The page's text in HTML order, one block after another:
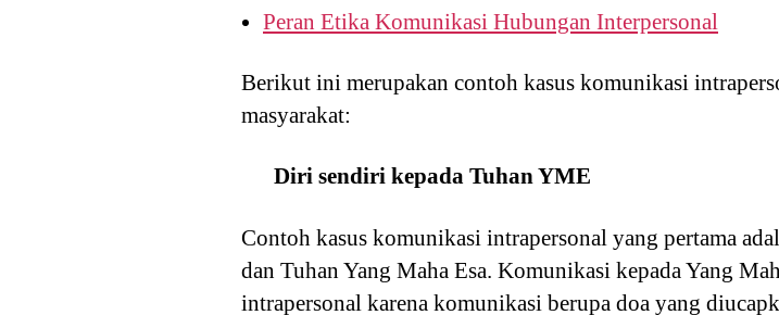
Peran Etika Komunikasi Hubungan Interpersonal
Berikut ini merupakan contoh kasus komunikasi
masyarakat:
Diri sendiri kepada Tuhan YME
Contoh kasus komunikasi intrapersonal yang pertama
dan Tuhan Yang Maha Esa. Komunikasi kepada Yang
intrapersonal karena komunikasi berupa doa yang